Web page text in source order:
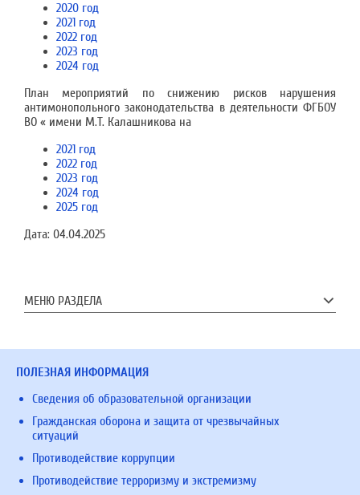
2020 год
2021 год
2022 год
2023 год
2024 год
План мероприятий по снижению рисков нарушения
антимонопольного законодательства в деятельности ФГБОУ
ВО « имени М.Т. Калашникова на
2021 год
2022 год
2023 год
2024 год
2025 год
Дата: 04.04.2025
МЕНЮ РАЗДЕЛА
ПОЛЕЗНАЯ ИНФОРМАЦИЯ
Сведения об образовательной организации
Гражданская оборона и защита от чрезвычайных
ситуаций
Противодействие коррупции
Противодействие терроризму и экстремизму